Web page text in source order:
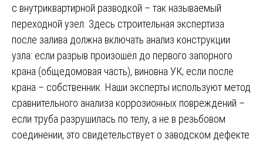
с внутриквартирной разводкой – так называемый
переходной узел. Здесь строительная экспертиза
после залива должна включать анализ конструкции
узла: если разрыв произошёл до первого запорного
крана (общедомовая часть), виновна УК; если после
крана – собственник. Наши эксперты используют метод
сравнительного анализа коррозионных повреждений –
если труба разрушилась по телу, а не в резьбовом
соединении, это свидетельствует о заводском дефекте